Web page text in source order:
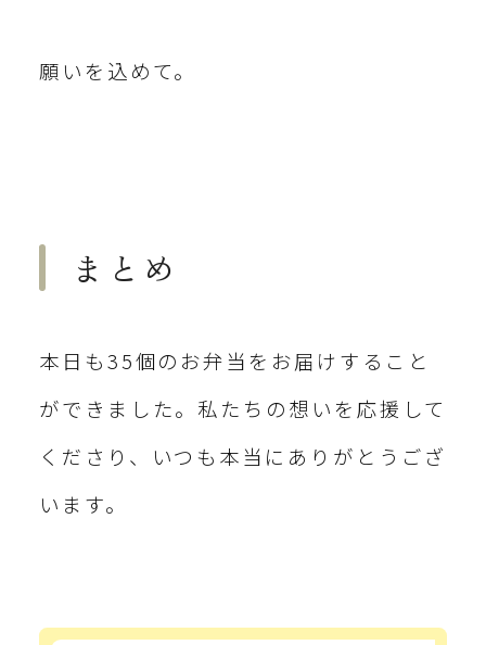
願いを込めて。
まとめ
本日も35個のお弁当をお届けすること
ができました。私たちの想いを応援して
くださり、いつも本当にありがとうござ
います。